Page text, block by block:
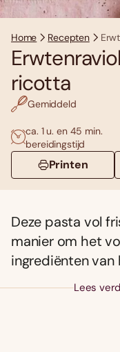
Home Recepten
ricotta
Gemiddeld
ca. 1 u. en 45 min.
bereidingstijd
Printen
Deze pasta vol
manier om het
ingrediënten van
Lees